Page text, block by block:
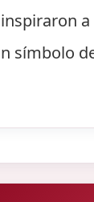
símbolo